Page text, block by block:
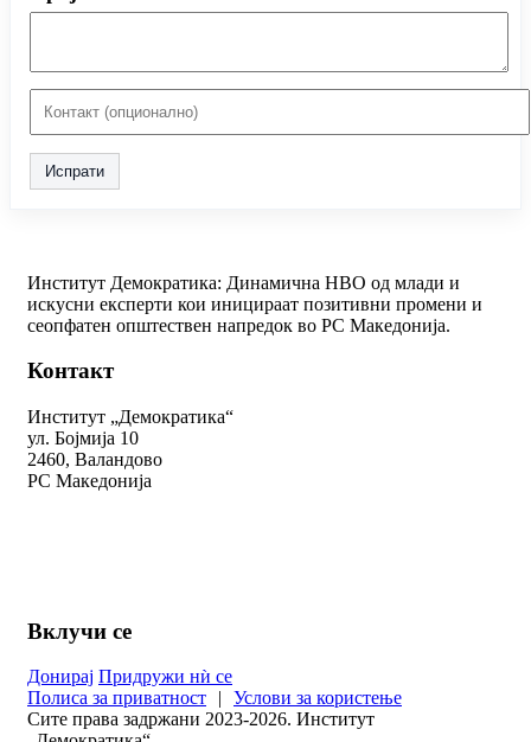
Испрати
Институт Демократика: Динамична НВО од млади и
искусни експерти кои иницираат позитивни промени и
сеопфатен општествен напредок во РС Македонија.
Контакт
Институт „Демократика“
ул. Бојмија 10
2460, Валандово
РС Македонија
Вклучи се
Донирај Придружи нѝ се
Полиса за приватност
|
Услови за користење
Сите права задржани 2023-2026. Институт